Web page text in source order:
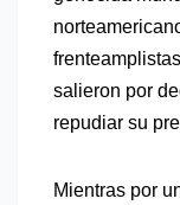
salieron por
repudiar su
Mientras por